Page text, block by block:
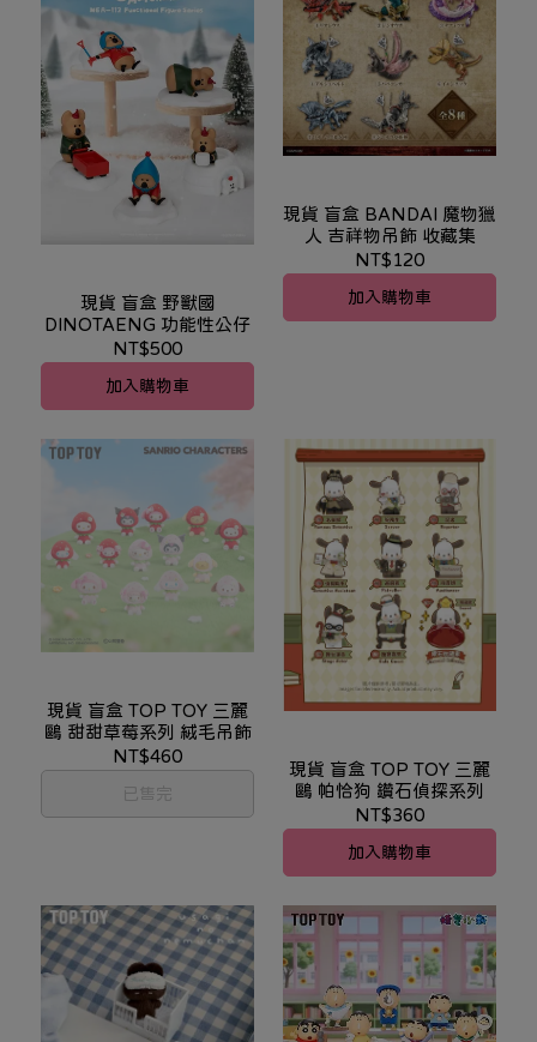
現貨 盲盒 野獸國
DINOTAENG 功能性公仔
NT$500
加入購物車
現貨 盲盒 BANDAI 魔物獵
人 吉祥物吊飾 收藏集
NT$120
加入購物車
現貨 盲盒 TOP TOY 三麗
鷗 甜甜草莓系列 絨毛吊飾
NT$460
已售完
現貨 盲盒 TOP TOY 三麗
鷗 帕恰狗 鑽石偵探系列
NT$360
加入購物車